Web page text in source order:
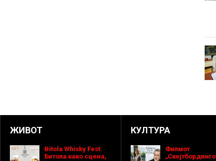
ЖИВОТ
Bitola Whisky Fest:
Битола како сцена,
КУЛТУРА
Филмот